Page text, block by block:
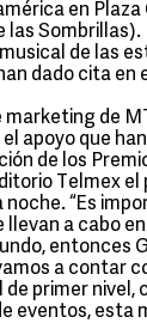
en Plaza
las
de las
dado cita en
de
apoyo que
de los
Telmex el
noche. “Es
llevan a cabo
entonces
a contar
primer nivel,
eventos, esta